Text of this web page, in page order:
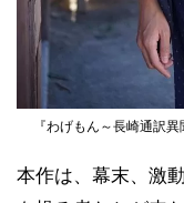
『わげもん～長崎通訳
本作は、幕末、激